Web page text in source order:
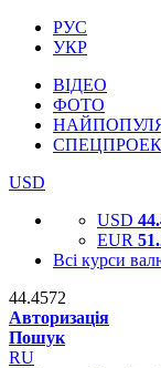
РУС
УКР
ВІДЕО
ФОТО
USD
USD
EUR
Всі курси
44.4572
Авторизація
Пошук
RU